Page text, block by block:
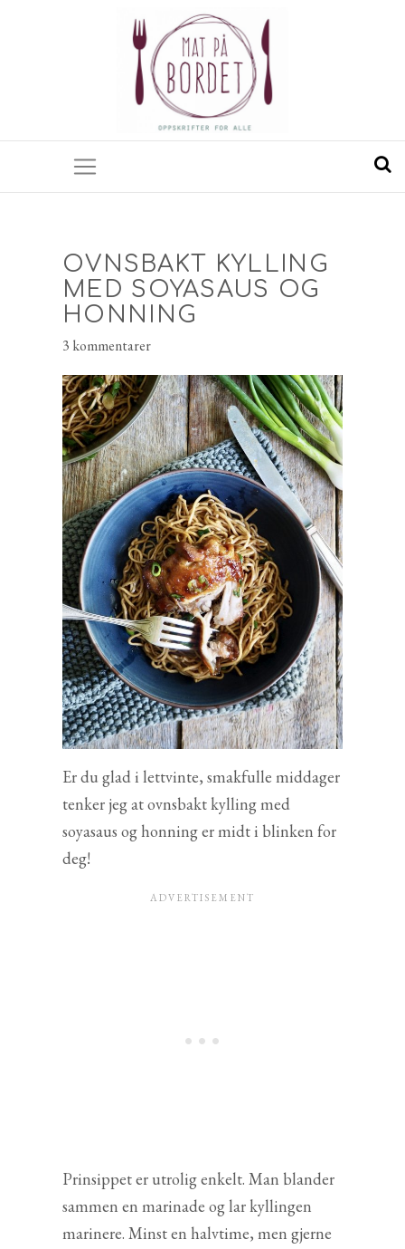
OVNSBAKT KYLLING
MED SOYASAUS OG
HONNING
3 kommentarer
Er du glad i lettvinte, smakfulle middager
tenker jeg at ovnsbakt kylling med
soyasaus og honning er midt i blinken for
deg!
Prinsippet er utrolig enkelt. Man blander
sammen en marinade og lar kyllingen
marinere. Minst en halvtime, men gjerne